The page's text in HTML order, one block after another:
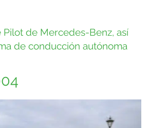
Pilot de Mercedes-Benz, así
de conducción autónoma